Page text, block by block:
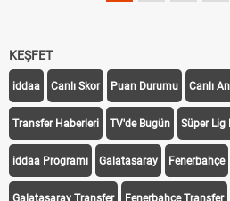
KEŞFET
iddaa Canlı Skor Puan Durumu Canlı
Transfer Haberleri TV'de Bugün Süper Lig
iddaa Programı Galatasaray Fenerbahçe